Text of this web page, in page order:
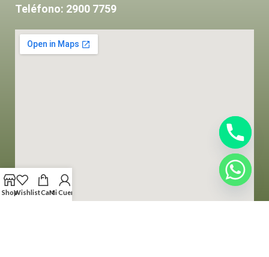
Teléfono: 2900 7759
ShopWishlistCartMi Cuenta